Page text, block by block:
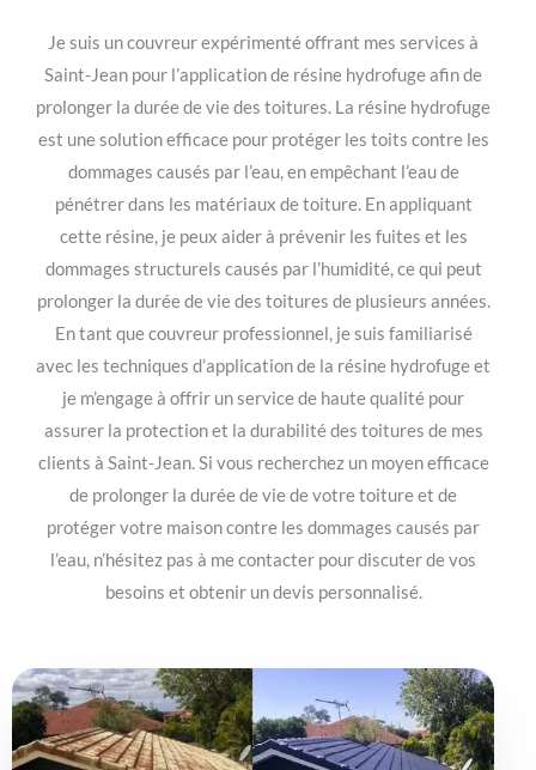
Je suis un couvreur expérimenté offrant mes services à
Saint-Jean pour l’application de résine hydrofuge afin de
prolonger la durée de vie des toitures. La résine hydrofuge
est une solution efficace pour protéger les toits contre les
dommages causés par l’eau, en empêchant l’eau de
pénétrer dans les matériaux de toiture. En appliquant
cette résine, je peux aider à prévenir les fuites et les
dommages structurels causés par l’humidité, ce qui peut
prolonger la durée de vie des toitures de plusieurs années.
En tant que couvreur professionnel, je suis familiarisé
avec les techniques d’application de la résine hydrofuge et
je m’engage à offrir un service de haute qualité pour
assurer la protection et la durabilité des toitures de mes
clients à Saint-Jean. Si vous recherchez un moyen efficace
de prolonger la durée de vie de votre toiture et de
protéger votre maison contre les dommages causés par
l’eau, n’hésitez pas à me contacter pour discuter de vos
besoins et obtenir un devis personnalisé.